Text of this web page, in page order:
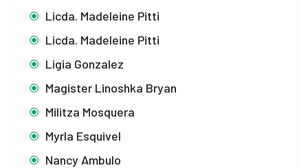
Licda. Madeleine Pitti
Licda. Madeleine Pitti
Ligia Gonzalez
Magister Linoshka Bryan
Militza Mosquera
Myrla Esquivel
Nancy Ambulo